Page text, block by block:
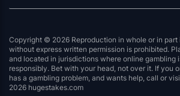
Copyright © 2026 Reproduction in whole or in part
without express written permission is prohibited.
and located in jurisdictions where online gambling
responsibly. Bet with your head, not over it. If you
has a gambling problem, and wants help, call or
2026 hugestakes.com